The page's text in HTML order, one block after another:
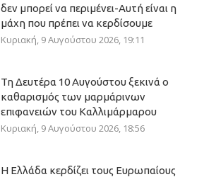
δεν μπορεί να περιμένει-Αυτή είναι η
μάχη που πρέπει να κερδίσουμε
Κυριακή, 9 Αυγούστου 2026, 19:11
Τη Δευτέρα 10 Αυγούστου ξεκινά ο
καθαρισμός των μαρμάρινων
επιφανειών του Καλλιμάρμαρου
Κυριακή, 9 Αυγούστου 2026, 18:56
Η Ελλάδα κερδίζει τους Ευρωπαίους